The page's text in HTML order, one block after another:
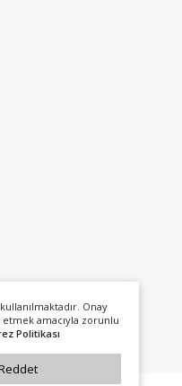
Onay
amacıyla zorunlu
Politikası